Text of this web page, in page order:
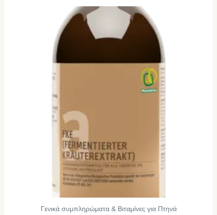
Γενικά συμπληρώματα & Βιταμίνες για Πτηνά